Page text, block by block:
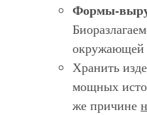
Формы-
окружающей
Хранить
мощных
же причине